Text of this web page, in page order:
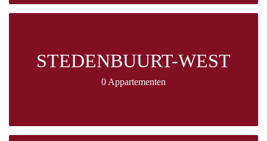
STEDENBUURT-WEST
0 Appartementen